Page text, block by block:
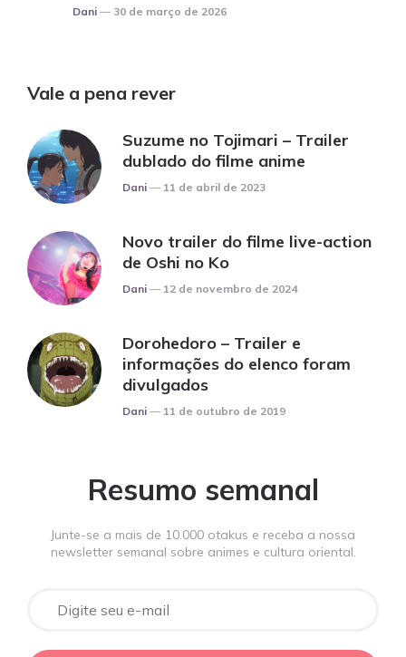
Posted
Dani 30 de março de 2026
Vale a pena rever
Suzume no Tojimari – Trailer
dublado do filme anime
Posted
Dani 11 de abril de 2023
Novo trailer do filme live-action
de Oshi no Ko
Posted
Dani 12 de novembro de 2024
Dorohedoro – Trailer e
informações do elenco foram
divulgados
Posted
Dani 11 de outubro de 2019
Resumo semanal
Junte-se a mais de 10.000 otakus e receba a nossa
newsletter semanal sobre animes e cultura oriental.